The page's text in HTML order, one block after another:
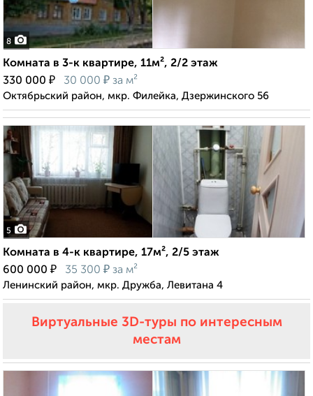
8
Комната в 3-к квартире, 11м², 2/2 этаж
330 000 ₽ 30 000 ₽ за м²
Октябрьский район, мкр. Филейка, Дзержинского 56
5
Комната в 4-к квартире, 17м², 2/5 этаж
600 000 ₽ 35 300 ₽ за м²
Ленинский район, мкр. Дружба, Левитана 4
Виртуальные 3D-туры по интересным
местам